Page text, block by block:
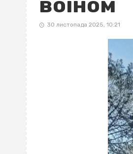
30 листопада 2025, 10:21